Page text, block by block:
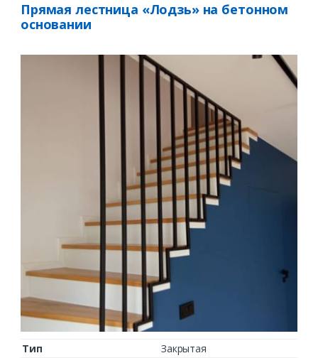
Прямая лестница «Лодзь» на бетонном
основании
Тип
Закрытая